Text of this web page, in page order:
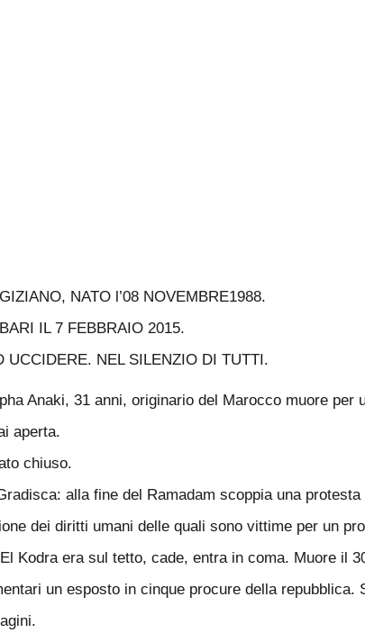
NATO l’08 NOVEMBRE1988.
IL 7 FEBBRAIO 2015.
UCCIDERE. NEL SILENZIO DI TUTTI.
Anaki, 31 anni, originario del Marocco muore
aperta.
chiuso.
alla fine del Ramadam scoppia una
dei diritti umani delle quali sono vittime per un
Kodra era sul tetto, cade, entra in coma. Muore il
un esposto in cinque procure della